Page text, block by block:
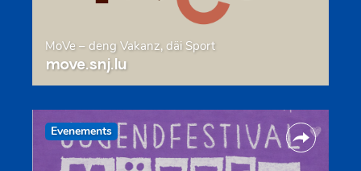
MoVe – deng Vakanz, däi Sport
move.snj.lu
Evenements